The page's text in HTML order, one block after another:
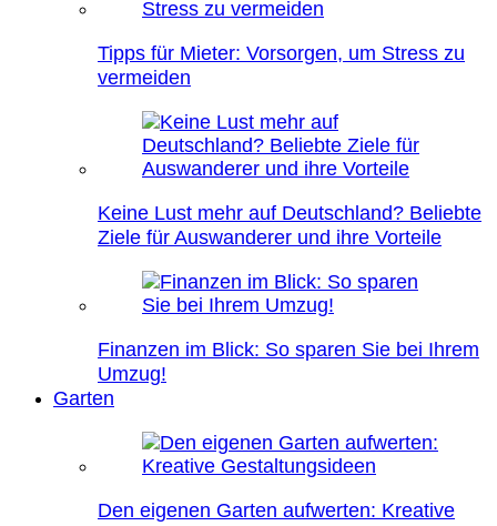
Tipps für Mieter: Vorsorgen, um Stress zu
vermeiden
Keine Lust mehr auf Deutschland? Beliebte
Ziele für Auswanderer und ihre Vorteile
Finanzen im Blick: So sparen Sie bei Ihrem
Umzug!
Garten
Den eigenen Garten aufwerten: Kreative